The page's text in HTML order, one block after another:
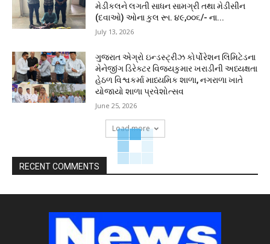
મેડીકલને લગતી સાધન સામગ્રી તથા મેડીસીન
(દવાઓ) ઓના કુલ રૂા. ૪૯,૦૦૬/- ના...
July 13, 2026
ગુજરાત એગ્રો ઇન્ડસ્ટ્રીઝ કોર્પોરેશન લિમિટેડના
મેનેજીંગ ડિરેક્ટર વિજયકુમાર ખરાડીની અધ્યક્ષતા
હેઠળ વિશ્વકર્મા માધ્યમિક શાળા, નગરાળા ખાતે
યોજાયો શાળા પ્રવેશોત્સવ
June 25, 2026
Load more
RECENT COMMENTS